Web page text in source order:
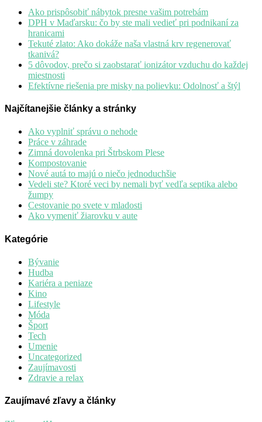
Ako prispôsobiť nábytok presne vašim potrebám
DPH v Maďarsku: čo by ste mali vedieť pri podnikaní za
hranicami
Tekuté zlato: Ako dokáže naša vlastná krv regenerovať
tkanivá?
5 dôvodov, prečo si zaobstarať ionizátor vzduchu do každej
miestnosti
Efektívne riešenia pre misky na polievku: Odolnosť a štýl
Najčítanejšie články a stránky
Ako vyplniť správu o nehode
Práce v záhrade
Zimná dovolenka pri Štrbskom Plese
Kompostovanie
Nové autá to majú o niečo jednoduchšie
Vedeli ste? Ktoré veci by nemali byť vedľa septika alebo
žumpy
Cestovanie po svete v mladosti
Ako vymeniť žiarovku v aute
Kategórie
Bývanie
Hudba
Kariéra a peniaze
Kino
Lifestyle
Móda
Šport
Tech
Umenie
Uncategorized
Zaujímavosti
Zdravie a relax
Zaujímavé zľavy a články